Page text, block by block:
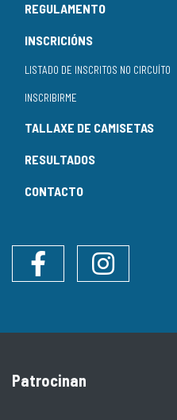
REGULAMENTO
INSCRICIÓNS
LISTADO DE INSCRITOS NO CIRCUÍTO
INSCRIBIRME
TALLAXE DE CAMISETAS
RESULTADOS
CONTACTO
Instagram
Patrocinan